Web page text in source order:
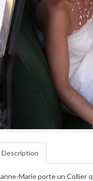
Description
Marie porte un Collier